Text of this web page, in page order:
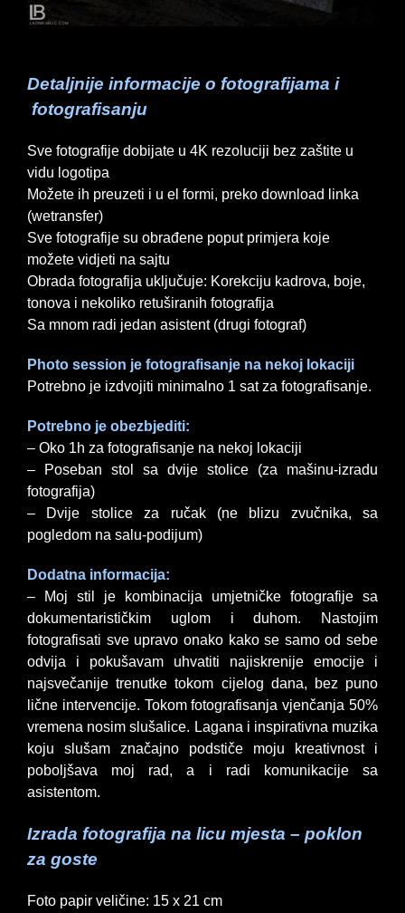
Detaljnije informacije o fotografijama i
fotografisanju
Sve fotografije dobijate u 4K rezoluciji bez zaštite u
vidu logotipa
Možete ih preuzeti i u el formi, preko download linka
(wetransfer)
Sve fotografije su obrađene poput primjera koje
možete vidjeti na sajtu
Obrada fotografija uključuje: Korekciju kadrova, boje,
tonova i nekoliko retuširanih fotografija
Sa mnom radi jedan asistent (drugi fotograf)
Photo session je fotografisanje na nekoj lokaciji
Potrebno je izdvojiti minimalno 1 sat za fotografisanje.
Potrebno je obezbjediti:
– Oko 1h za fotografisanje na nekoj lokaciji
– Poseban stol sa dvije stolice (za mašinu-izradu
fotografija)
– Dvije stolice za ručak (ne blizu zvučnika, sa
pogledom na salu-podijum)
Dodatna informacija:
– Moj stil je kombinacija umjetničke fotografije sa
dokumentarističkim uglom i duhom. Nastojim
fotografisati sve upravo onako kako se samo od sebe
odvija i pokušavam uhvatiti najiskrenije emocije i
najsvečanije trenutke tokom cijelog dana, bez puno
lične intervencije. Tokom fotografisanja vjenčanja 50%
vremena nosim slušalice. Lagana i inspirativna muzika
koju slušam značajno podstiče moju kreativnost i
poboljšava moj rad, a i radi komunikacije sa
asistentom.
Izrada fotografija na licu mjesta – poklon
za goste
Foto papir veličine: 15 x 21 cm